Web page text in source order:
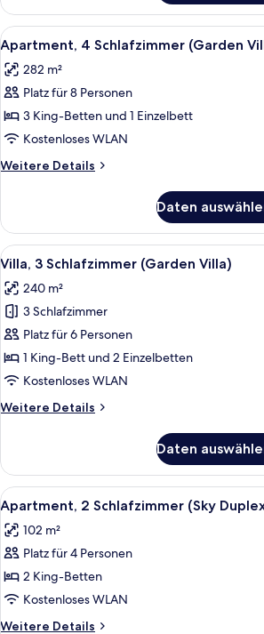
Apartment,
3 Schlafzimmer
(Garden)
Alle
Fotos
für
Apartment,
4 Schlafzimmer
(Garden
Villa)
anzeigen
Ein
12
Apartment, 4 Schlafzimmer (Garden
282 m²
Platz für 8 Personen
3 King-Betten und 1 Einzelbett
Kostenloses WLAN
Weitere Details
Weitere
4 Schlafzimmer
(Garden
Villa)
Daten
Alle
Fotos
für
Villa,
3 Schlafzimmer
(Garden
Villa)
Villa, 3
14
Villa, 3 Schlafzimmer (Garden Villa)
240 m²
3 Schlafzimmer
Platz für 6 Personen
1 King-Bett und 2 Einzelbetten
Kostenloses WLAN
Weitere Details
Weitere
3 Schlafzimmer
(Garden
Villa)
Daten
Alle
Fotos
für
Apartment,
2 Schlafzimmer
(Sky
Duplex)
11
Apartment, 2 Schlafzimmer (Sky
102 m²
Platz für 4 Personen
2 King-Betten
Kostenloses WLAN
Weitere Details
Weitere